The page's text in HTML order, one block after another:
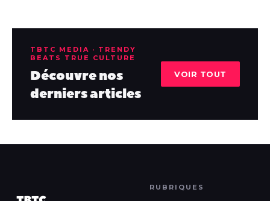
TBTC MEDIA · TRENDY
BEATS TRUE CULTURE
Découvre nos
derniers articles
VOIR TOUT
RUBRIQUES